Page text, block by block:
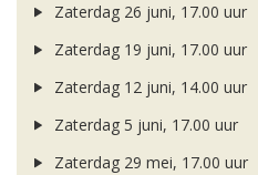
Zaterdag 26 juni, 17.00 uur
Zaterdag 19 juni, 17.00 uur
Zaterdag 12 juni, 14.00 uur
Zaterdag 5 juni, 17.00 uur
Zaterdag 29 mei, 17.00 uur